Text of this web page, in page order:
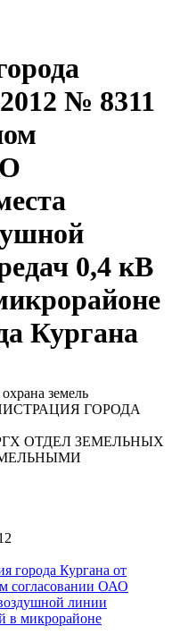
№ 8311
0,4 кВ
Кургана
земель
ГОРОДА
ОТДЕЛ ЗЕМЕЛЬНЫХ
Кургана от
согласовании ОАО
линии
в микрорайоне